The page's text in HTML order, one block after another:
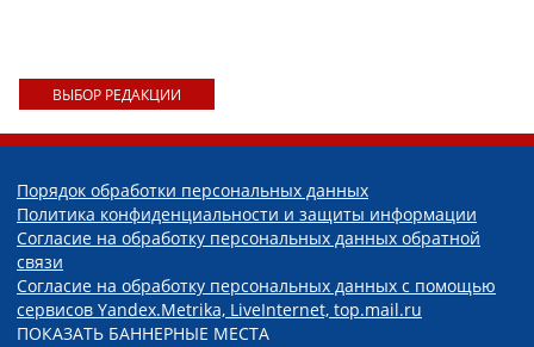
ВЫБОР РЕДАКЦИИ
Порядок обработки персональных данных
Политика конфиденциальности и защиты информации
Согласие на обработку персональных данных обратной
связи
Согласие на обработку персональных данных с помощью
сервисов Yandex.Metrika, LiveInternet, top.mail.ru
ПОКАЗАТЬ БАННЕРНЫЕ МЕСТА